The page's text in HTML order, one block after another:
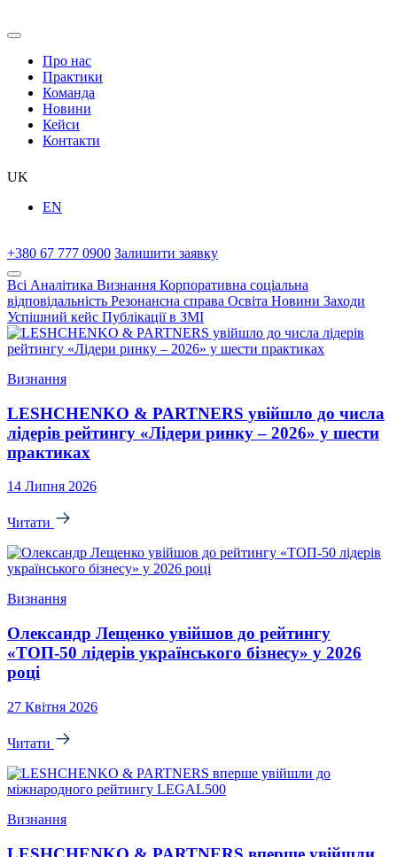
Про нас
Практики
Команда
Новини
Кейси
Контакти
UK
EN
+380 67 777 0900 Залишити заявку
Всі Аналітика Визнання Корпоративна соціальна
відповідальність Резонансна справа Освіта Новини Заходи
Успішний кейс Публікації в ЗМІ
Визнання
LESHCHENKO & PARTNERS увійшло до числа
лідерів рейтингу «Лідери ринку – 2026» у шести
практиках
14 Липня 2026
Читати
Визнання
Олександр Лещенко увійшов до рейтингу
«ТОП-50 лідерів українського бізнесу» у 2026
році
27 Квітня 2026
Читати
Визнання